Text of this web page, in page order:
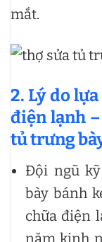
mắt.
2. Lý do
điện lạnh
tủ trưng
Đội ngũ
bày bánh
chữa điện
năm kinh